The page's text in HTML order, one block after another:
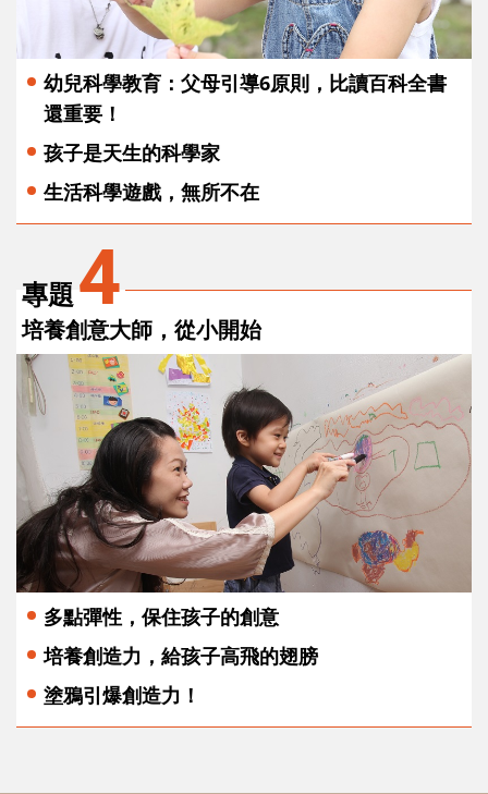
幼兒科學教育：父母引導6原則，比讀百科全書
還重要！
孩子是天生的科學家
生活科學遊戲，無所不在
專題4
培養創意大師，從小開始
多點彈性，保住孩子的創意
培養創造力，給孩子高飛的翅膀
塗鴉引爆創造力！